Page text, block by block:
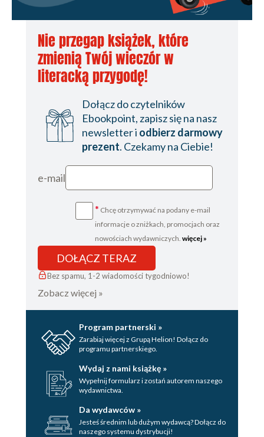
Nie przegap książek, które
zmienią Twój wieczór w
literacką przygodę!
Dołącz do czytelników
Ebookpoint, zapisz się na nasz
newsletter i odbierz darmowy
prezent. Czekamy na Ciebie!
e-mail
* Chcę otrzymywać na podany e-mail
informacje o zniżkach, promocjach oraz
nowościach wydawniczych. więcej »
DOŁĄCZ TERAZ
Bez spamu, 1-2 wiadomości tygodniowo!
Zobacz więcej »
Program partnerski »
Zarabiaj więcej z Grupą Helion! Dołącz do
programu partnerskiego.
Wydaj z nami książkę »
Wypełnij formularz i zostań autorem naszego
wydawnictwa.
Da wydawców »
Jesteś średnim lub dużym wydawcą? Dołącz do
naszego systemu dystrybucji!